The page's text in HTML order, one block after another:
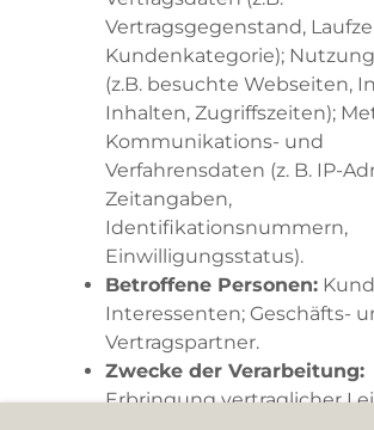
Vertragsgegenstand,
Kundenkategorie);
(z.B. besuchte Webseiten,
Inhalten, Zugriffszeiten);
Kommunikations- und
Verfahrensdaten (z. B. IP-
Zeitangaben,
Identifikationsnummern,
Einwilligungsstatus).
Betroffene Personen:
Interessenten; Geschäfts-
Vertragspartner.
Zwecke der Verarbeitung:
Erbringung vertraglicher